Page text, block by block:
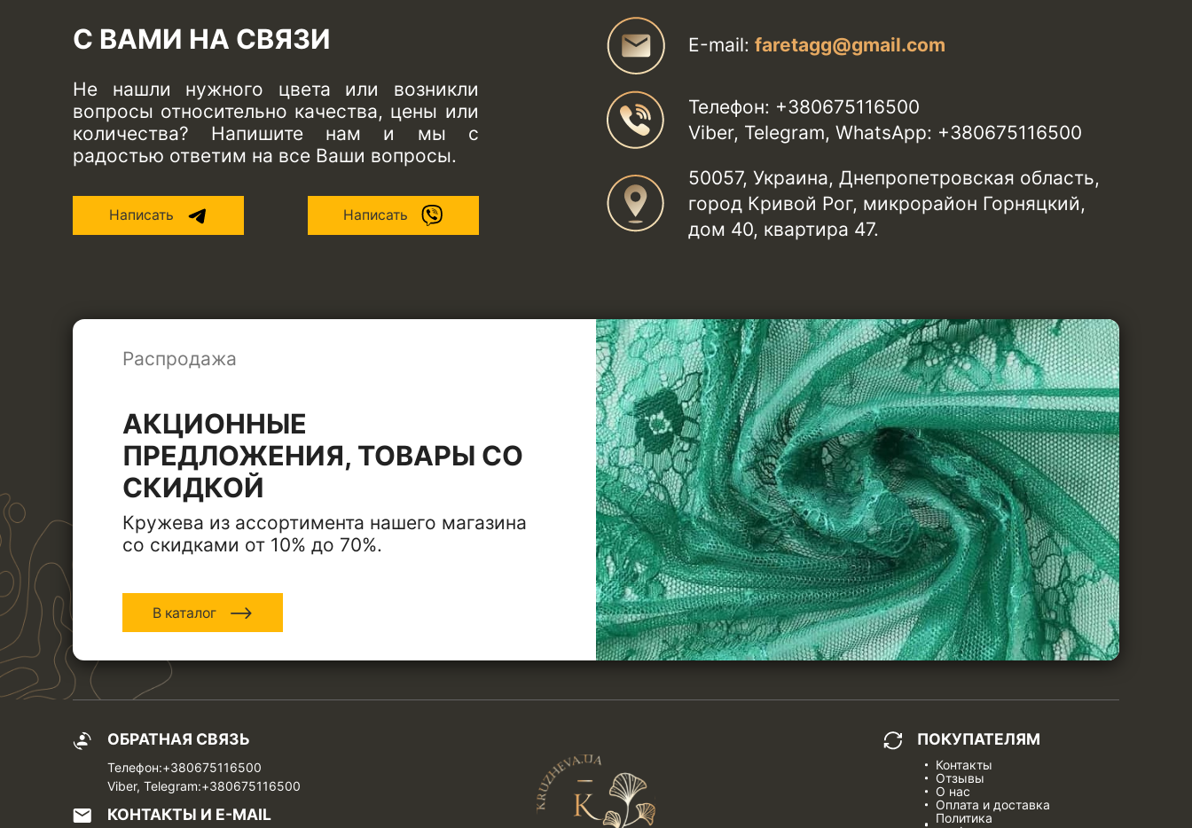
С ВАМИ НА СВЯЗИ
Не нашли нужного цвета или возникли
вопросы относительно качества, цены или
количества? Напишите нам и мы с
радостью ответим на все Ваши вопросы.
Написать Написать
Е-mail: faretagg@gmail.com
Телефон: +380675116500
Viber, Telegram, WhatsApp: +380675116500
50057, Украина, Днепропетровская область,
город Кривой Рог, микрорайон Горняцкий,
дом 40, квартира 47.
Распродажа
АКЦИОННЫЕ
ПРЕДЛОЖЕНИЯ, ТОВАРЫ СО
СКИДКОЙ
Кружева из ассортимента нашего магазина
со скидками от 10% до 70%.
В каталог
ОБРАТНАЯ СВЯЗЬ
Телефон:+380675116500
Viber, Telegram:+380675116500
КОНТАКТЫ И E-MAIL
ПОКУПАТЕЛЯМ
Контакты
Отзывы
О нас
Оплата и доставка
Политика